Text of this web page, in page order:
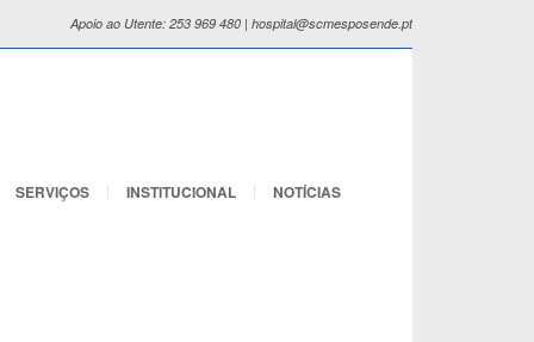
Apoio ao Utente: 253 969 480 | hospital@scmesposende.pt
SERVIÇOS INSTITUCIONAL NOTÍCIAS